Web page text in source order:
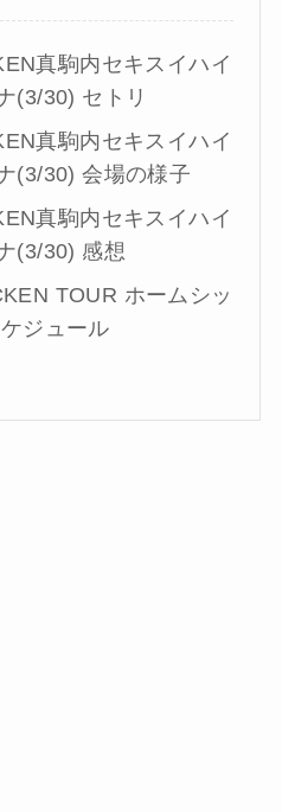
真駒内セキスイハイ
(3/30) セトリ
真駒内セキスイハイ
(3/30) 会場の様子
真駒内セキスイハイ
(3/30) 感想
TOUR ホームシッ
ジュール